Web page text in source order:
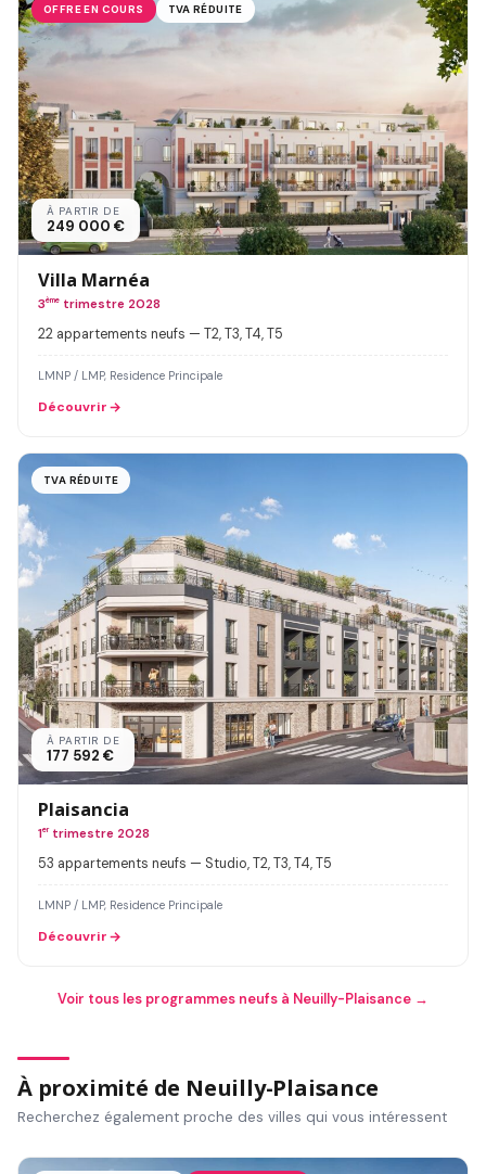
OFFRE EN COURS TVA RÉDUITE
À PARTIR DE
249 000 €
Villa Marnéa
3ème trimestre 2028
22 appartements neufs — T2, T3, T4, T5
LMNP / LMP, Residence Principale
Découvrir
TVA RÉDUITE
À PARTIR DE
177 592 €
Plaisancia
1ertrimestre 2028
53 appartements neufs — Studio, T2, T3, T4, T5
LMNP / LMP, Residence Principale
Découvrir
Voir tous les programmes neufs à Neuilly-Plaisance →
À proximité de Neuilly-Plaisance
Recherchez également proche des villes qui vous intéressent